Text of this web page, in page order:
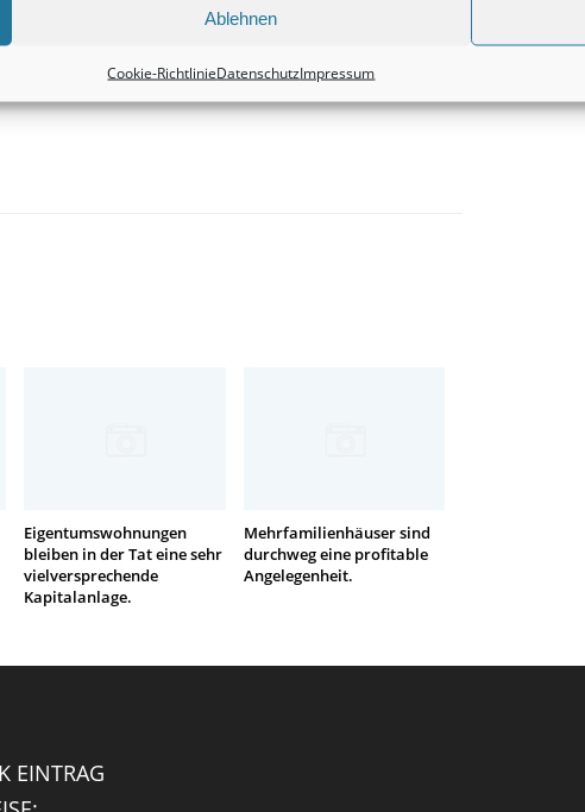
Ablehnen
Cookie-RichtlinieDatenschutzImpressum
Eigentumswohnungen
bleiben in der Tat eine sehr
vielversprechende
Kapitalanlage.
Mehrfamilienhäuser sind
durchweg eine profitable
Angelegenheit.
EINTRAG